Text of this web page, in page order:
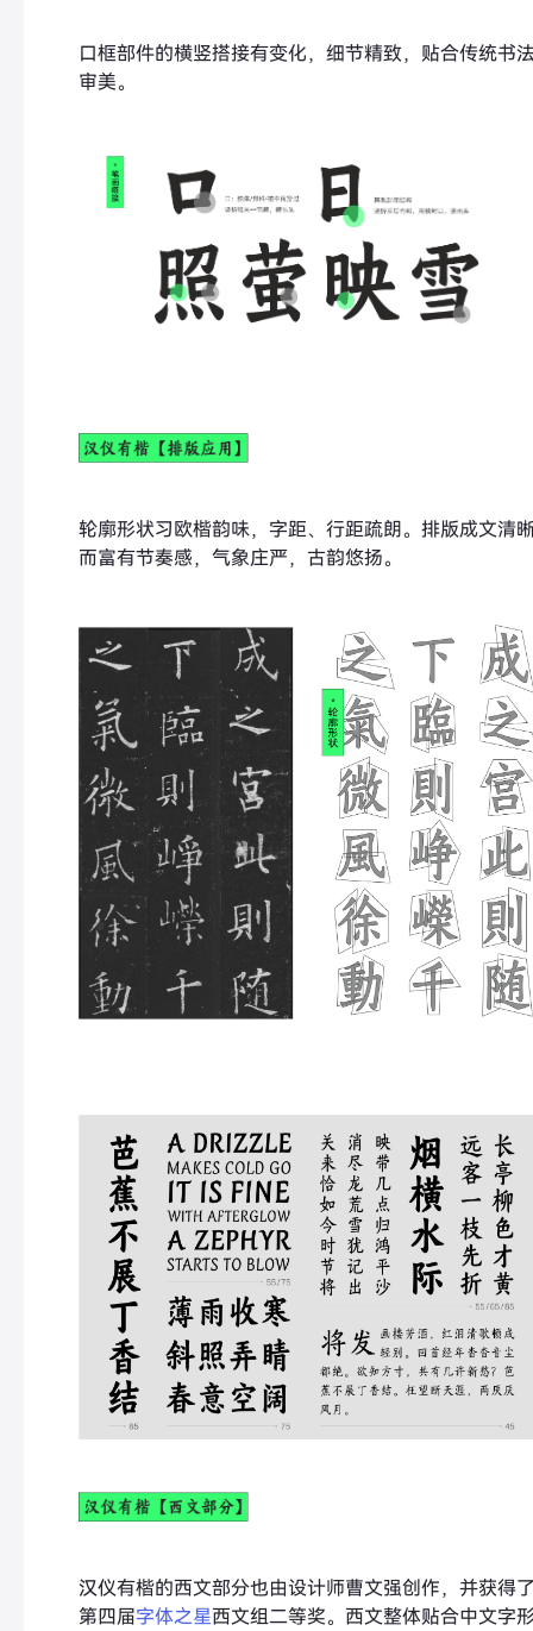
口框部件的横竖搭接有变化，细节精致，贴合传统书
审美。
轮廓形状习欧楷韵味，字距、行距疏朗。排版成文清
而富有节奏感，气象庄严，古韵悠扬。
汉仪有楷的西文部分也由设计师曹文强创作，并获得
第四届字体之星西文组二等奖。西文整体贴合中文字